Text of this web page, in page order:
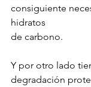
consiguiente
hidratos
de carbono.
Y por otro lado
degradación